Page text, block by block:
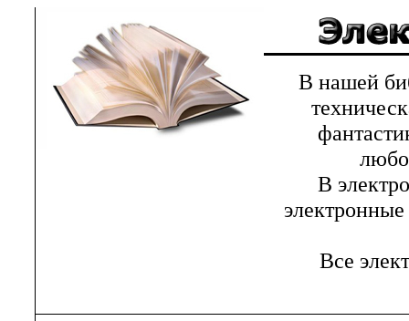
В нашей
В
электронные
Все